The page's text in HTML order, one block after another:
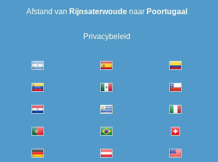
Afstand van Rijnsaterwoudenaar Poortugaal
Privacybeleid